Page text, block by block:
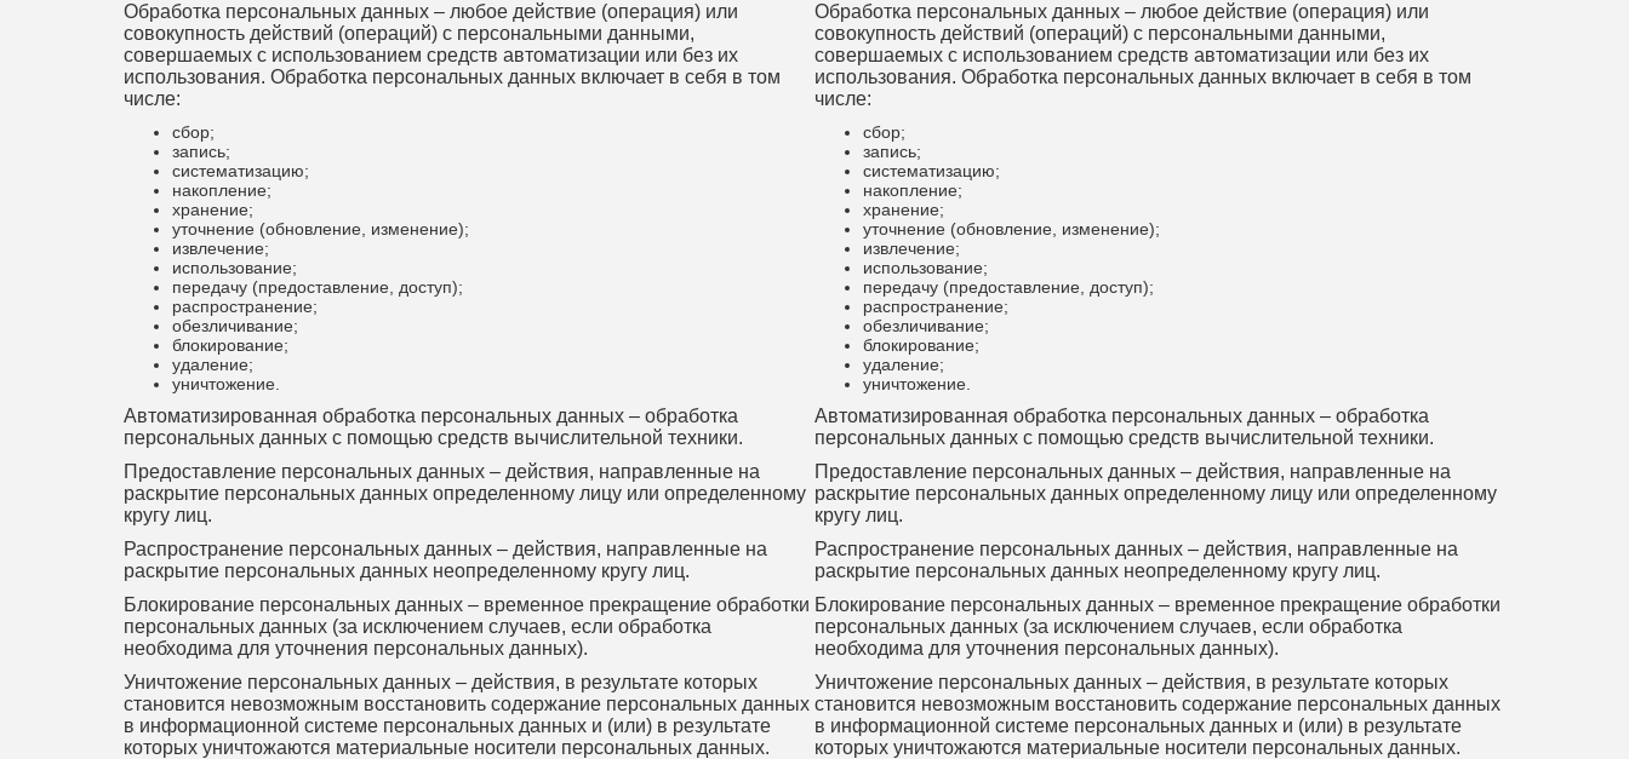
Обработка персональных данных – любое действие (операция) или
совокупность действий (операций) с персональными данными,
совершаемых с использованием средств автоматизации или без их
использования. Обработка персональных данных включает в себя в том
числе:
сбор;
запись;
систематизацию;
накопление;
хранение;
уточнение (обновление, изменение);
извлечение;
использование;
передачу (предоставление, доступ);
распространение;
обезличивание;
блокирование;
удаление;
уничтожение.
Автоматизированная обработка персональных данных – обработка
персональных данных с помощью средств вычислительной техники.
Предоставление персональных данных – действия, направленные на
раскрытие персональных данных определенному лицу или определенному
кругу лиц.
Распространение персональных данных – действия, направленные на
раскрытие персональных данных неопределенному кругу лиц.
Блокирование персональных данных – временное прекращение обработки
персональных данных (за исключением случаев, если обработка
необходима для уточнения персональных данных).
Уничтожение персональных данных – действия, в результате которых
становится невозможным восстановить содержание персональных данных
в информационной системе персональных данных и (или) в результате
которых уничтожаются материальные носители персональных данных.
Обработка персональных данных – любое действие (операция) или
совокупность действий (операций) с персональными данными,
совершаемых с использованием средств автоматизации или без их
использования. Обработка персональных данных включает в себя в том
числе:
сбор;
запись;
систематизацию;
накопление;
хранение;
уточнение (обновление, изменение);
извлечение;
использование;
передачу (предоставление, доступ);
распространение;
обезличивание;
блокирование;
удаление;
уничтожение.
Автоматизированная обработка персональных данных – обработка
персональных данных с помощью средств вычислительной техники.
Предоставление персональных данных – действия, направленные на
раскрытие персональных данных определенному лицу или определенному
кругу лиц.
Распространение персональных данных – действия, направленные на
раскрытие персональных данных неопределенному кругу лиц.
Блокирование персональных данных – временное прекращение обработки
персональных данных (за исключением случаев, если обработка
необходима для уточнения персональных данных).
Уничтожение персональных данных – действия, в результате которых
становится невозможным восстановить содержание персональных данных
в информационной системе персональных данных и (или) в результате
которых уничтожаются материальные носители персональных данных.